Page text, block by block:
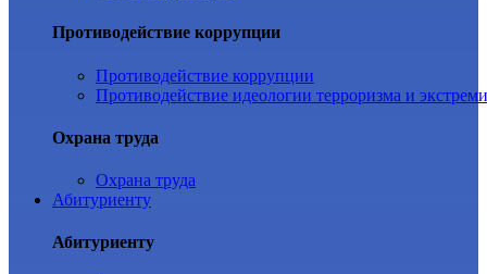
Противодействие коррупции
Противодействие коррупции
Противодействие идеологии терроризма и
Охрана труда
Охрана труда
Абитуриенту
Абитуриенту